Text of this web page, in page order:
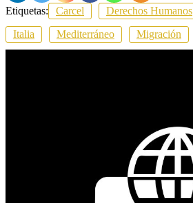
Etiquetas: Carcel Derechos Humanos
Italia
Mediterráneo Migración